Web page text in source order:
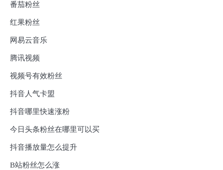
番茄粉丝
红果粉丝
网易云音乐
腾讯视频
视频号有效粉丝
抖音人气卡盟
抖音哪里快速涨粉
今日头条粉丝在哪里可以买
抖音播放量怎么提升
B站粉丝怎么涨